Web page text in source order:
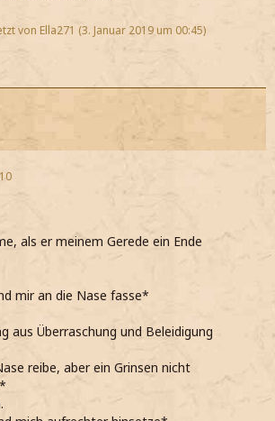
von Ella271 (3. Januar 2019 um 00:45)
als er meinem Gerede ein Ende
mir an die Nase fasse*
aus Überraschung und Beleidigung
reibe, aber ein Grinsen nicht